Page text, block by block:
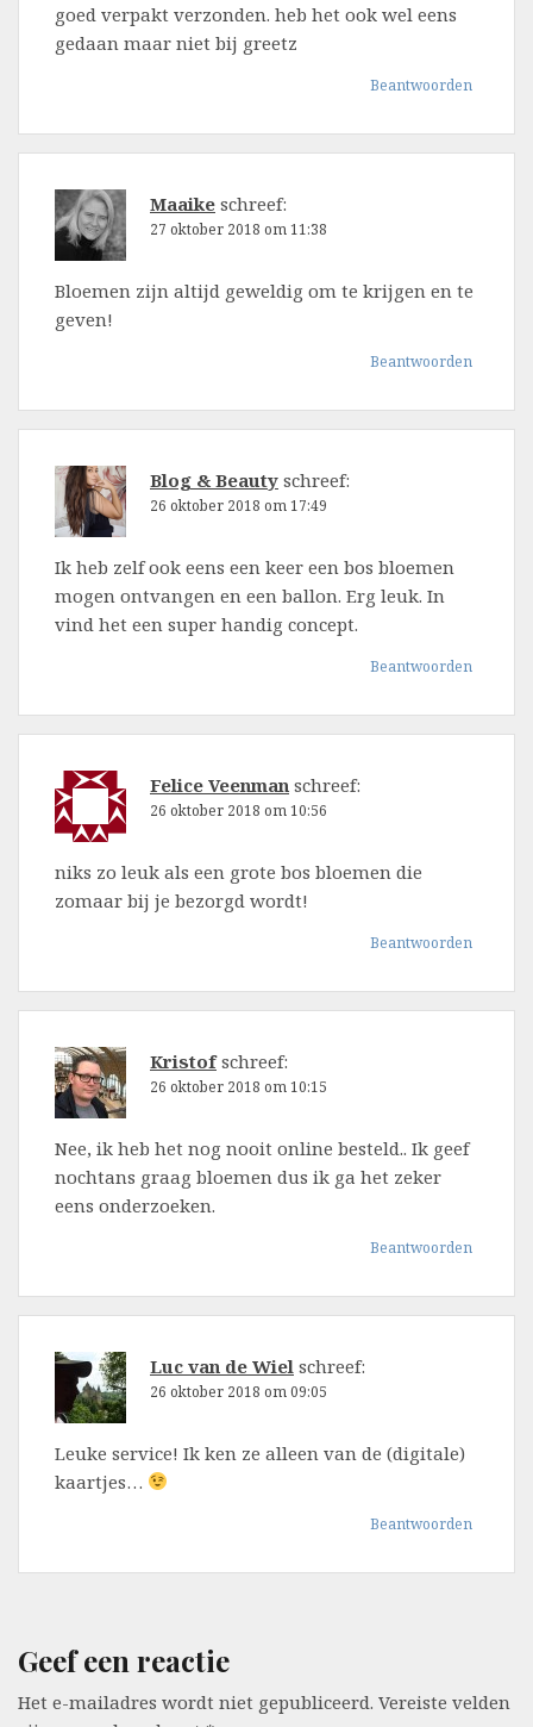
goed verpakt verzonden. heb het ook wel eens
gedaan maar niet bij greetz
Beantwoorden
Maaike schreef:
27 oktober 2018 om 11:38
Bloemen zijn altijd geweldig om te krijgen en te
geven!
Beantwoorden
Blog & Beauty schreef:
26 oktober 2018 om 17:49
Ik heb zelf ook eens een keer een bos bloemen
mogen ontvangen en een ballon. Erg leuk. In
vind het een super handig concept.
Beantwoorden
Felice Veenman schreef:
26 oktober 2018 om 10:56
niks zo leuk als een grote bos bloemen die
zomaar bij je bezorgd wordt!
Beantwoorden
Kristof schreef:
26 oktober 2018 om 10:15
Nee, ik heb het nog nooit online besteld.. Ik geef
nochtans graag bloemen dus ik ga het zeker
eens onderzoeken.
Beantwoorden
Luc van de Wiel schreef:
26 oktober 2018 om 09:05
Leuke service! Ik ken ze alleen van de (digitale)
kaartjes…
Beantwoorden
Geef een reactie
Het e-mailadres wordt niet gepubliceerd. Vereiste velden